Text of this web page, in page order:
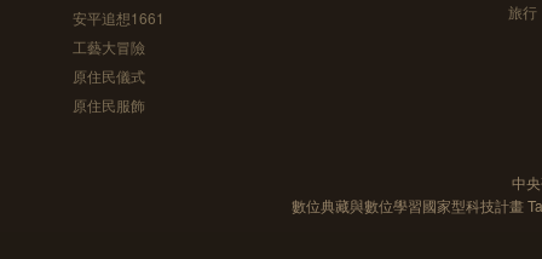
安平追想1661
工藝大冒險
原住民儀式
原住民服飾
旅行
中
數位典藏與數位學習國家型科技計畫